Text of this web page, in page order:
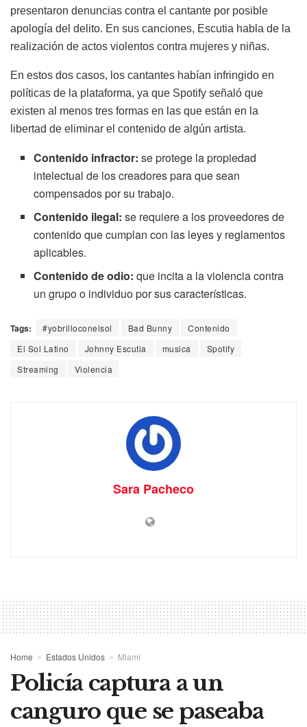
presentaron denuncias contra el cantante por posible
apología del delito. En sus canciones, Escutia habla de la
realización de actos violentos contra mujeres y niñas.
En estos dos casos, los cantantes habían infringido en
políticas de la plataforma, ya que Spotify señaló que
existen al menos tres formas en las que están en la
libertad de eliminar el contenido de algún artista.
Contenido infractor: se protege la propiedad
intelectual de los creadores para que sean
compensados por su trabajo.
Contenido ilegal:se requiere a los proveedores de
contenido que cumplan con las leyes y reglamentos
aplicables.
Contenido de odio: que incita a la violencia contra
un grupo o individuo por sus características.
Tags: #yobrilloconelsol Bad Bunny
Contenido
El Sol Latino
Johnny Escutia musica
Spotify
Streaming
Violencia
Sara Pacheco
Home Estados Unidos Miami
Policía captura a un
canguro que se paseaba